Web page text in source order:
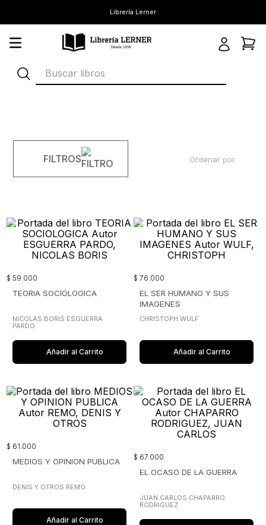
Librería Lerner
Buscar libros
FILTROS Ordenar por
$ 59.000
TEORIA SOCIOLOGICA
NICOLAS BORIS ESGUERRA
PARDO
Añadir al Carrito
$ 76.000
EL SER HUMANO Y SUS
IMAGENES
CHRISTOPH WULF
Añadir al Carrito
$ 61.000
MEDIOS Y OPINION PUBLICA
DENIS Y OTROS REMO
Añadir al Carrito
$ 67.000
EL OCASO DE LA GUERRA
JUAN CARLOS CHAPARRO
RODRIGUEZ